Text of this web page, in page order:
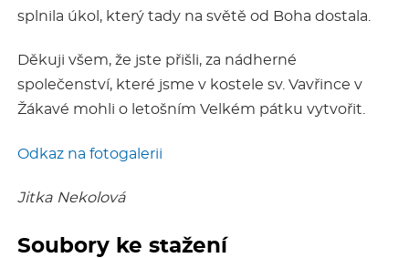
splnila úkol, který tady na světě od Boha dostala.
Děkuji všem, že jste přišli, za nádherné
společenství, které jsme v kostele sv. Vavřince v
Žákavé mohli o letošním Velkém pátku vytvořit.
Odkaz na fotogalerii
Jitka Nekolová
Soubory ke stažení